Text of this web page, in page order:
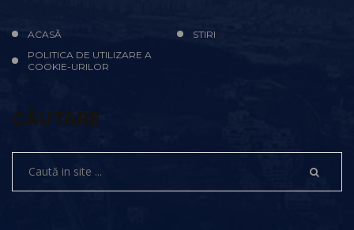
ACASĂ
STIRI
POLITICA DE UTILIZARE A
COOKIE-URILOR
CĂUTARE